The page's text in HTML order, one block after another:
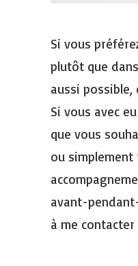
Si vous
plutôt que
aussi
Si vous avec
que vous
ou simplement
avant-
à me